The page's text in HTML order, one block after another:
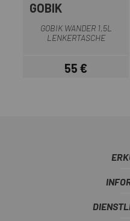
GOBIK
GOBIK WANDER 1,5L
LENKERTASCHE
Preis
55 €